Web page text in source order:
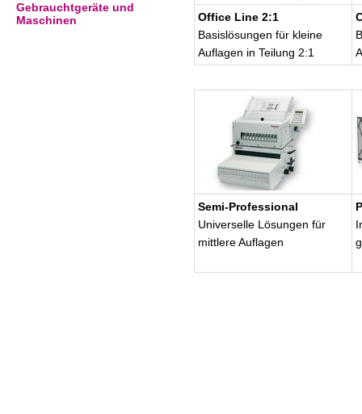
Gebrauchtgeräte und
Maschinen
Office Line 2:1
Basislösungen für kleine
Auflagen in Teilung 2:1
Semi-Professional
Universelle Lösungen für
mittlere Auflagen